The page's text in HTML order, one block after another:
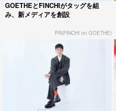
GOETHEとFINCHIがタッグを組
み、新メディアを創設
PR(FINCHI on GOETHE)